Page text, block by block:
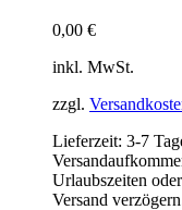
0,00 €
inkl. MwSt.
zzgl.
Lieferzeit: 3-7
Urlaubszeiten
Versand